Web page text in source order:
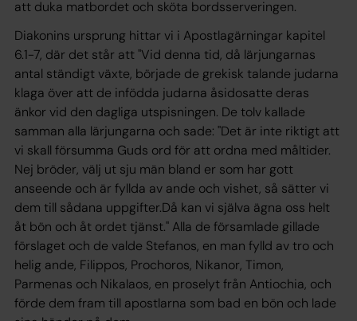
att duka matbordet och sköta bordsserveringen.
Diakonins ursprung hittar vi i Apostlagärningar kapitel
6.1-7, där det står att "Vid denna tid, då lärjungarnas
antal ständigt växte, började de grekisk talande judarna
klaga över att de infödda judarna åsidosatte deras
änkor vid den dagliga utspisningen. De tolv kallade
samman alla lärjungarna och sade: "Det är inte riktigt att
vi skall försumma Guds ord för att ordna med måltider.
Nej bröder, välj ut sju män bland er som har gott
anseende och är fyllda av ande och vishet, så sätter vi
dem till sådana uppgifter.Då kan vi själva ägna oss helt
åt bön och åt ordet tjänst." Alla de församlade gillade
förslaget och de valde Stefanos, en man fylld av tro och
helig ande, Filippos, Prochoros, Nikanor, Timon,
Parmenas och Nikalaos, en proselyt från Antiochia, och
förde dem fram till apostlarna som bad en bön och lade